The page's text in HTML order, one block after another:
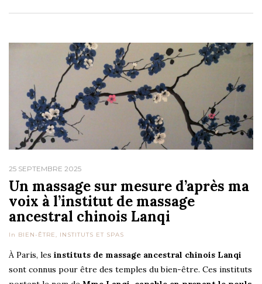
25 SEPTEMBRE 2025
Un massage sur mesure d’après ma
voix à l’institut de massage
ancestral chinois Lanqi
In BIEN-ÊTRE, INSTITUTS ET SPAS
À Paris, les instituts de massage ancestral chinois Lanqi
sont connus pour être des temples du bien-être. Ces instituts